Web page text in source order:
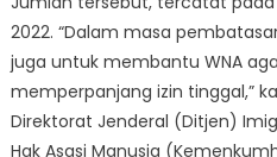
2022. “Dalam masa
juga untuk membantu WNA
memperpanjang izin tinggal,”
Direktorat Jenderal (Ditjen)
Hak Asasi Manusia